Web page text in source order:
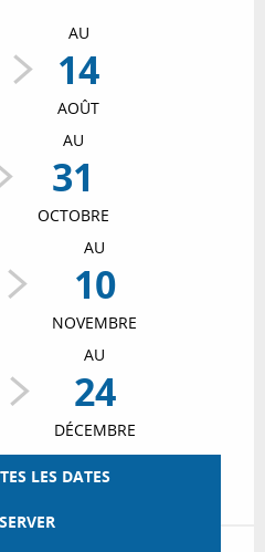
AU
14
AOÛT
AU
31
OCTOBRE
AU
10
NOVEMBRE
AU
24
DÉCEMBRE
LES DATES